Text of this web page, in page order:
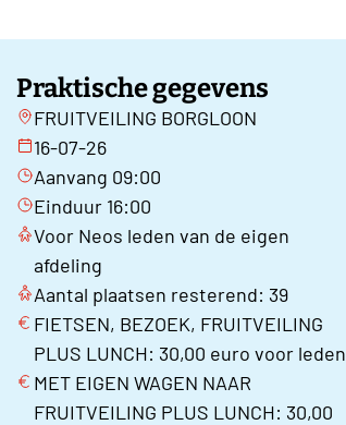
Praktische gegevens
FRUITVEILING BORGLOON
16-07-26
Aanvang 09:00
Einduur 16:00
Voor Neos leden van de eigen
afdeling
Aantal plaatsen resterend: 39
FIETSEN, BEZOEK, FRUITVEILING
PLUS LUNCH: 30,00 euro voor leden
MET EIGEN WAGEN NAAR
FRUITVEILING PLUS LUNCH: 30,00